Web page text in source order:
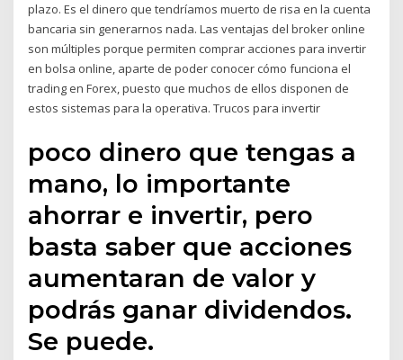
plazo. Es el dinero que tendríamos muerto de risa en la cuenta
bancaria sin generarnos nada. Las ventajas del broker online
son múltiples porque permiten comprar acciones para invertir
en bolsa online, aparte de poder conocer cómo funciona el
trading en Forex, puesto que muchos de ellos disponen de
estos sistemas para la operativa. Trucos para invertir
poco dinero que tengas a
mano, lo importante
ahorrar e invertir, pero
basta saber que acciones
aumentaran de valor y
podrás ganar dividendos.
Se puede.